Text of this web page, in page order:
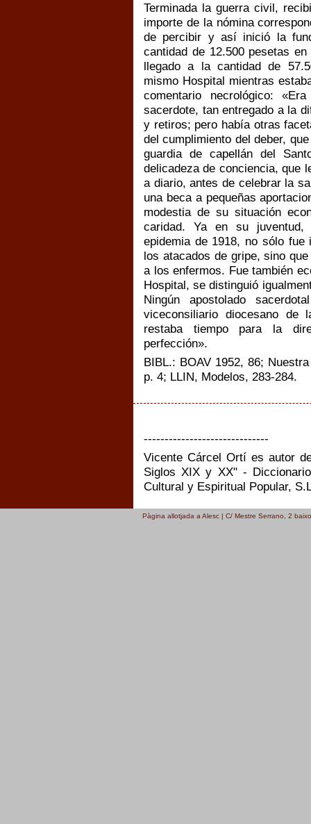
Terminada la guerra civil,
importe de la nómina
de percibir y así inició la
cantidad de 12.500 pesetas
llegado a la cantidad de
mismo Hospital mientras
comentario necrológico:
sacerdote, tan entregado a la
y retiros; pero había otras
del cumplimiento del deber,
guardia de capellán del
delicadeza de conciencia, que
a diario, antes de celebrar la
una beca a pequeñas
modestia de su situación
caridad. Ya en su juventud,
epidemia de 1918, no sólo
los atacados de gripe, sino
a los enfermos. Fue también
Hospital, se distinguió
Ningún apostolado
viceconsiliario diocesano
restaba tiempo para la
perfección».
BIBL.: BOAV 1952, 86;
p. 4; LLIN, Modelos, 283-284.
------------------------------
Vicente Cárcel Ortí es autor
Siglos XIX y XX" -
Cultural y Espiritual Popular,
Pàgina allotjada a Alesc | C/ Mestre Serrano, 2